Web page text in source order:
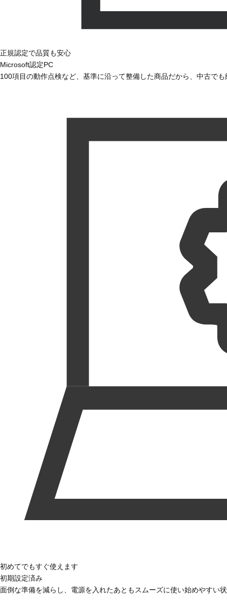
正規認定で品質も安心
Microsoft認定PC
100項目の動作点検など、基準に沿って整備した商品だから、中古で
初めてでもすぐ使えます
初期設定済み
面倒な準備を減らし、電源を入れたあともスムーズに使い始めやすい